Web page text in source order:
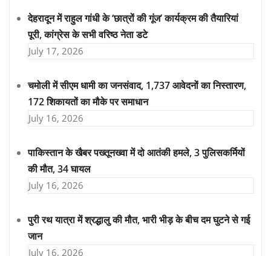
देहरादून में राहुल गांधी के ‘छात्रों की गूंज’ कार्यक्रम की तैयारियां
पूरी, कांग्रेस के सभी वरिष्ठ नेता डटे
July 17, 2026
चमोली में सीएम धामी का जनसंवाद, 1,737 आवेदनों का निस्तारण,
172 शिकायतों का मौके पर समाधान
July 16, 2026
पाकिस्तान के खैबर पख्तूनख्वा में दो आतंकी हमले, 3 पुलिसकर्मियों
की मौत, 34 घायल
July 16, 2026
पुरी रथ यात्रा में श्रद्धालु की मौत, भारी भीड़ के बीच दम घुटने से गई
जान
July 16, 2026